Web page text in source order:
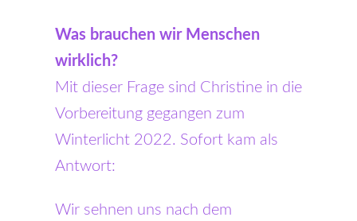
Was brauchen wir Menschen
wirklich?
Mit dieser Frage sind Christine in die
Vorbereitung gegangen zum
Winterlicht 2022. Sofort kam als
Antwort:
Wir sehnen uns nach dem